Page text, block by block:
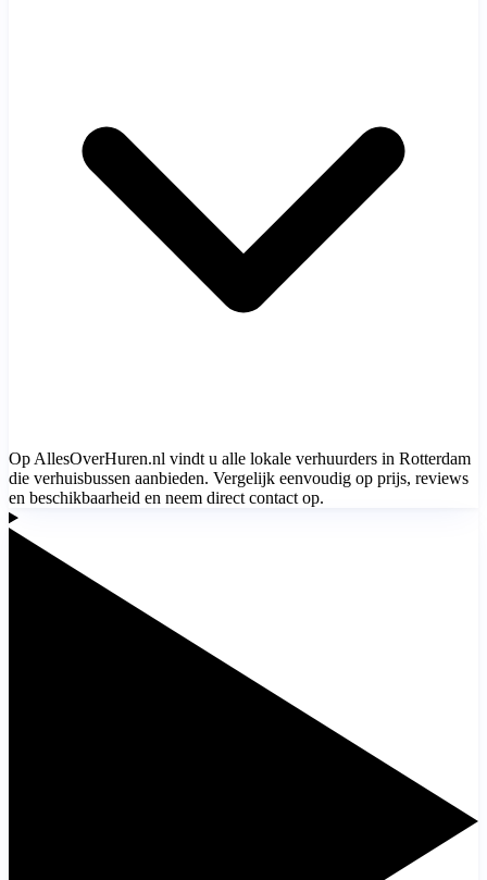
Op AllesOverHuren.nl vindt u alle lokale verhuurders in Rotterdam
die verhuisbussen aanbieden. Vergelijk eenvoudig op prijs, reviews
en beschikbaarheid en neem direct contact op.